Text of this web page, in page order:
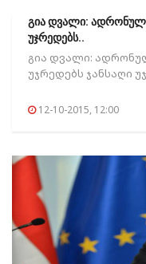
გია დვალი:
უჯრედებს..
გია დვალი:
უჯრედებს ჯანსაღი
12-10-2015, 12:00